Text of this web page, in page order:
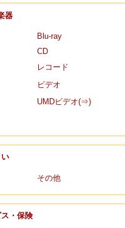
器
Blu-ray
CD
レコード
ビデオ
UMDビデオ(⇒)
その他
・保険